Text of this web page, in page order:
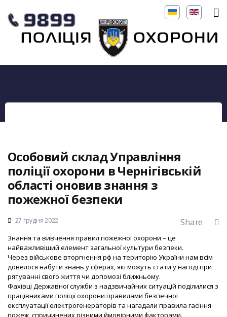
Особовий склад Управління
поліції охорони в Чернігівській
області оновив знання з
пожежної безпеки
27 грудня 2022 Share
Знання та вивчення правил пожежної охорони – це
найважливіший елемент загальної культури безпеки.
Через військове вторгнення рф на територію України нам всім
довелося набути знань у сферах, які можуть стати у нагоді при
рятуванні свого життя чи допомозі ближньому.
Фахівці Державної служби з надзвичайних ситуацій поділилися з
працівниками поліції охорони правилами безпечної
експлуатації електрогенераторів та нагадали правила гасіння
пожеж, спричинених різними ймовірними факторами.